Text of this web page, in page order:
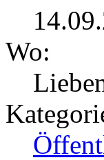
Wo: